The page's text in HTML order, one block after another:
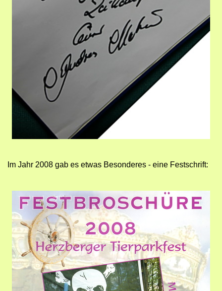
Im Jahr 2008 gab es etwas Besonderes - eine Festschrift: